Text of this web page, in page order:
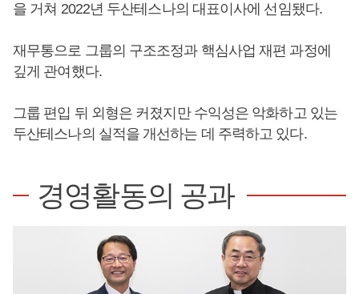
을 거쳐 2022년 두산테스나의 대표이사에 선임됐다.
재무통으로 그룹의 구조조정과 핵심사업 재편 과정에
깊게 관여했다.
그룹 편입 뒤 외형은 커졌지만 수익성은 악화하고 있는
두산테스나의 실적을 개선하는 데 주력하고 있다.
경영활동의 공과